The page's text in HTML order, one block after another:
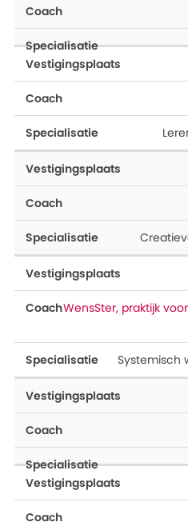
WensSter, praktijk
Systemisch